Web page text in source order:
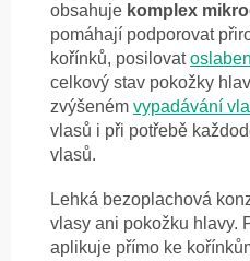
obsahuje komplex
pomáhají podporovat
kořínků, posilovat
celkový stav pokožky
zvýšeném vypadávání
vlasů i při potřebě
vlasů.
Lehká bezoplachová
vlasy ani pokožku hlavy.
aplikuje přímo ke